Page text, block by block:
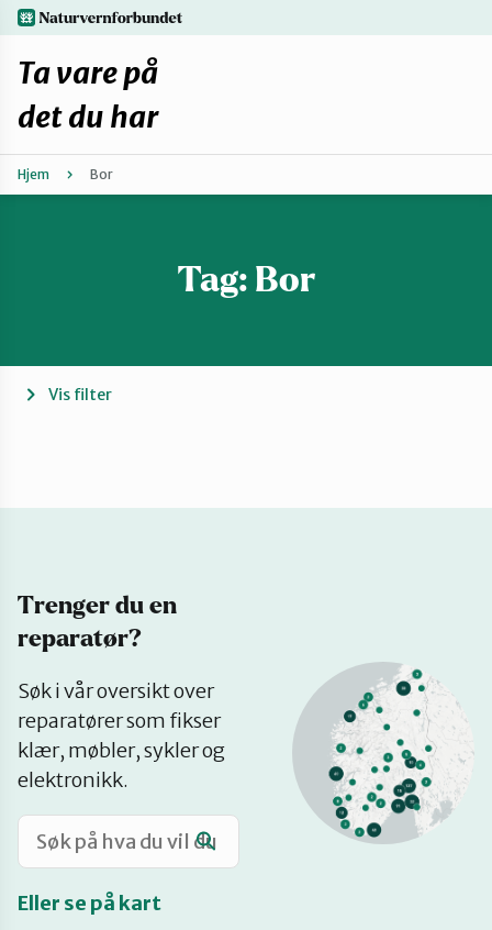
Hopp
til
hovedinnhold
Forbehold
Mitt navn
Møt reparatørene
Om oss
Retten til reparasjon
naturvernforbundet.no
Ta vare på
det du har
Hjem Bor
Tag: Bor
Vis filter
Trenger du en
reparatør?
Søk i vår oversikt over
reparatører som fikser
klær, møbler, sykler og
elektronikk.
Eller se på kart
på
kart